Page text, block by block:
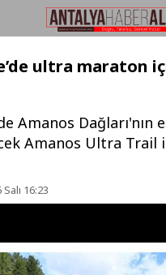
ultra maraton
Amanos Dağları'nın
Amanos Ultra Trail
16:23